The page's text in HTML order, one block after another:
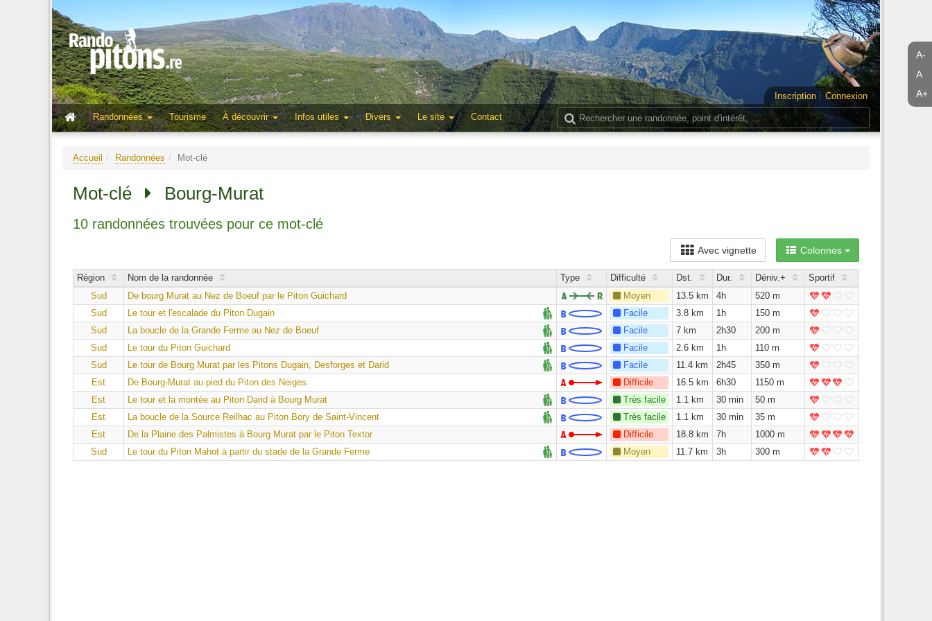
A-
A
A+
Inscription
Connexion
Randonnées
Tourisme À découvrir Infos utiles Divers Le site Contact
Accueil Randonnées Mot-clé
Mot-clé Bourg-Murat
10 randonnées trouvées pour ce mot-clé
Colonnes
Avec vignette
Région Nom de la randonnée Type Difficulté Dst. Dur. Déniv.+
Sportif
Sud
De bourg Murat au Nez de Boeuf par le Piton Guichard Moyen 13.5 km 4h
520 m
Sud
Le tour et l'escalade du Piton Dugain Facile 3.8 km 1h
150 m
Sud
La boucle de la Grande Ferme au Nez de Boeuf Facile 7 km 2h30
200 m
Sud
Le tour du Piton Guichard Facile 2.6 km 1h
110 m
Sud
Le tour de Bourg Murat par les Pitons Dugain, Desforges et Darid Facile 11.4 km 2h45
350 m
Est
De Bourg-Murat au pied du Piton des Neiges Difficile 16.5 km 6h30
1150 m
Est
Le tour et la montée au Piton Darid à Bourg Murat Très facile 1.1 km 30 min
50 m
Est
La boucle de la Source Reilhac au Piton Bory de Saint-Vincent Très facile 1.1 km 30 min
35 m
Est
De la Plaine des Palmistes à Bourg Murat par le Piton Textor Difficile 18.8 km 7h
1000 m
Sud
Le tour du Piton Mahot à partir du stade de la Grande Ferme Moyen 11.7 km 3h 300 m